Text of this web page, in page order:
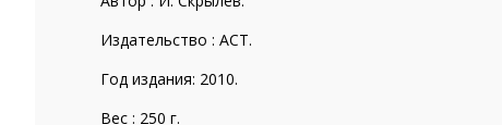
Издательство : АСТ.
Год издания: 2010.
Вес : 250 г.